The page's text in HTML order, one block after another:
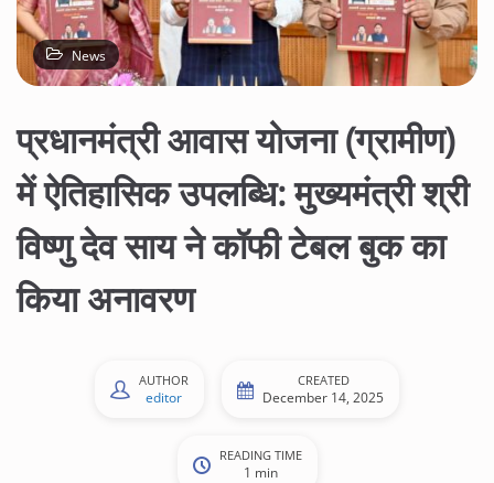
News
प्रधानमंत्री आवास योजना (ग्रामीण)
में ऐतिहासिक उपलब्धि: मुख्यमंत्री श्री
विष्णु देव साय ने कॉफी टेबल बुक का
किया अनावरण
AUTHOR
editor
CREATED
December 14, 2025
READING TIME
1 min